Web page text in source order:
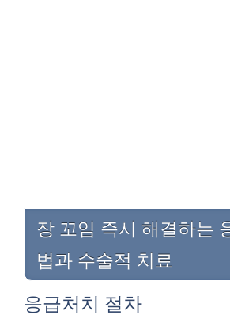
장 꼬임 즉시 해결하는
법과 수술적 치료
응급처치 절차